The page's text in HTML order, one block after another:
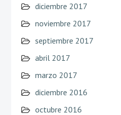
diciembre 2017
noviembre 2017
septiembre 2017
abril 2017
marzo 2017
diciembre 2016
octubre 2016